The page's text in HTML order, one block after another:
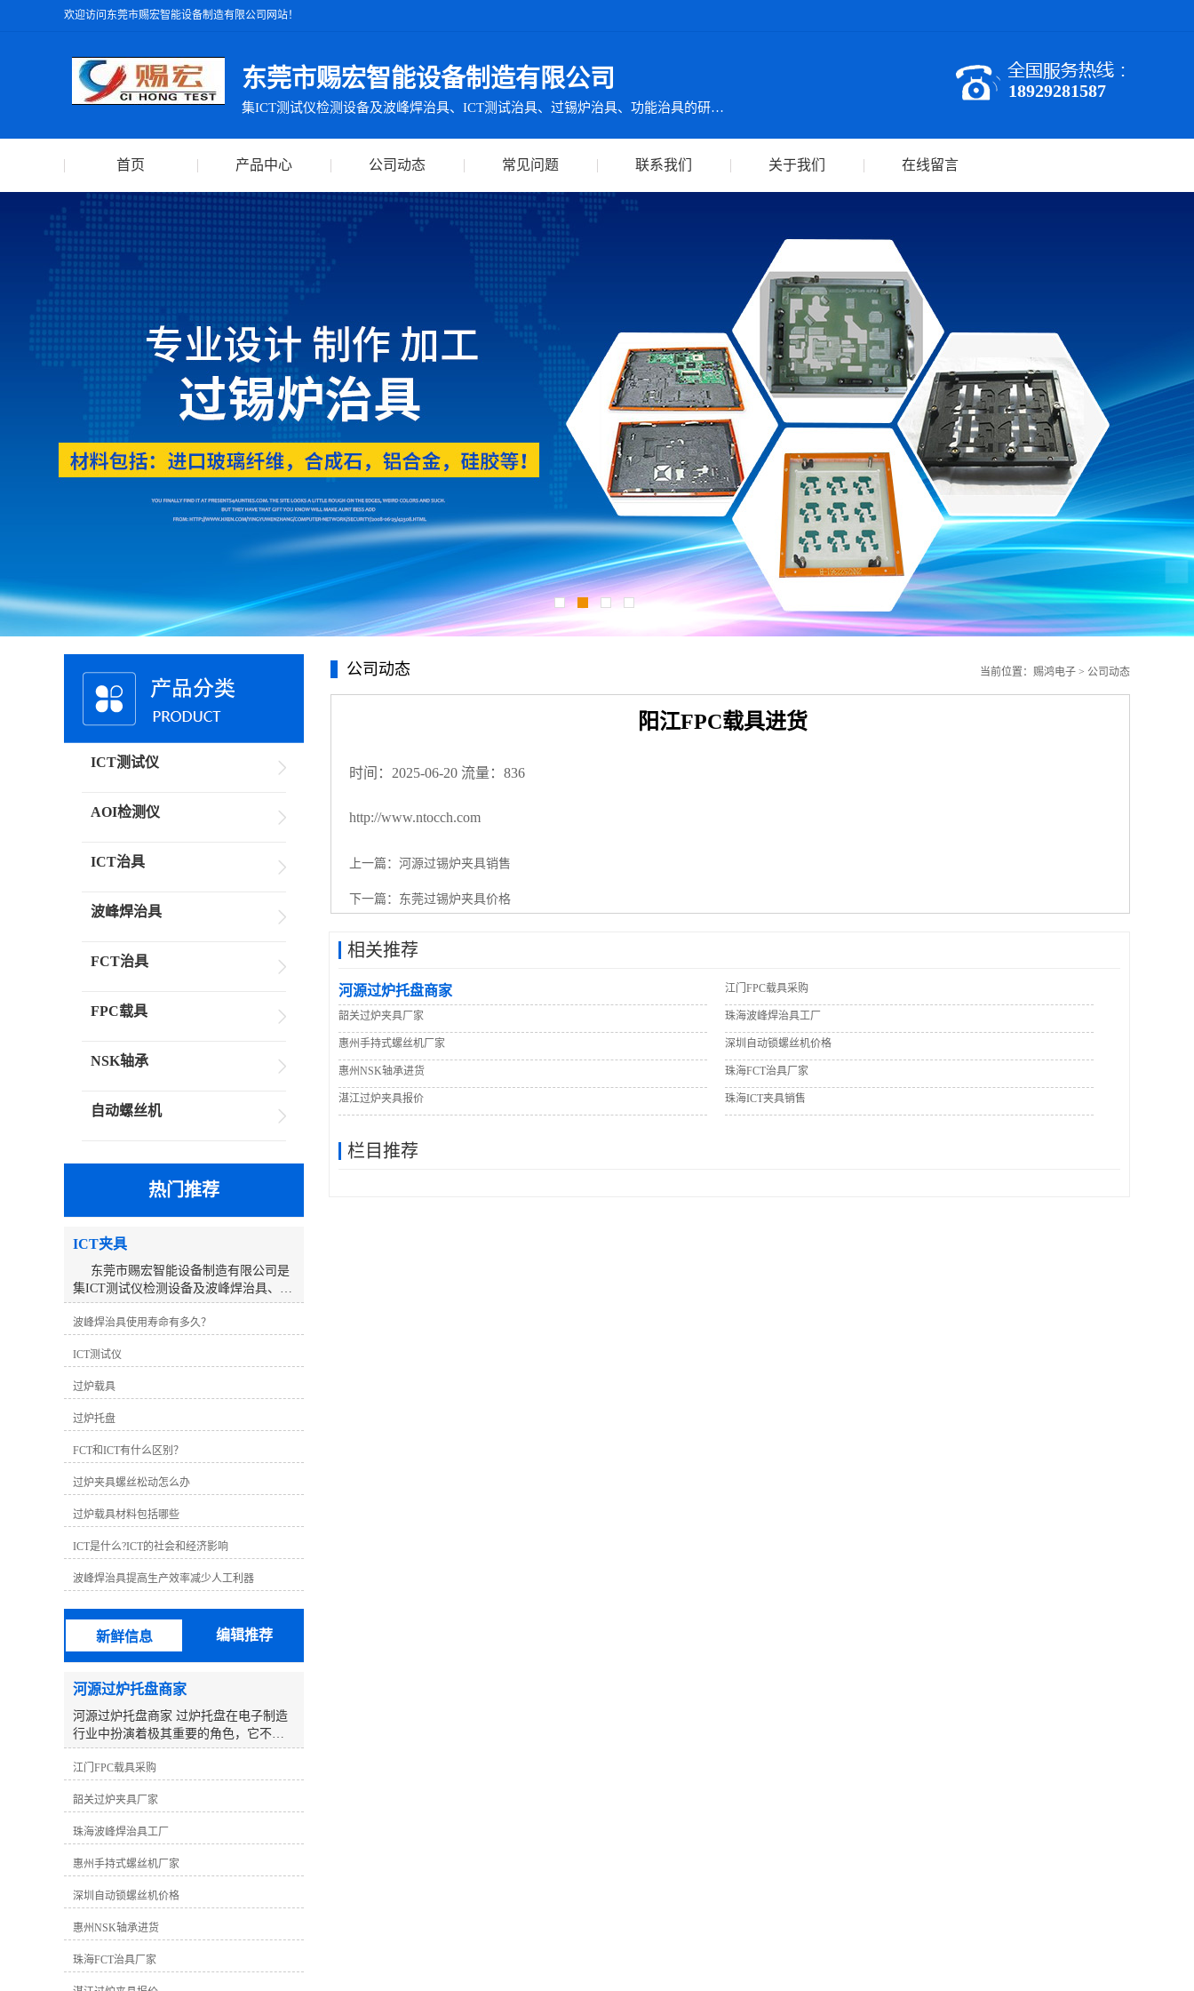
欢迎访问东莞市赐宏智能设备制造有限公司网站！
东莞市赐宏智能设备制造有限公司
集ICT测试仪检测设备及波峰焊治具、ICT测试治具、过锡炉治具、功能治具的研发、生产、销售、服务于一体
18929281587
首页 产品中心 公司动态 常见问题 联系我们 关于我们 在线留言
公司动态 当前位置： 赐鸿电子 > 公司动态
阳江FPC载具进货
时间：2025-06-20 流量：836
http://www.ntocch.com
上一篇： 河源过锡炉夹具销售
下一篇： 东莞过锡炉夹具价格
相关推荐
河源过炉托盘商家 江门FPC载具采购
韶关过炉夹具厂家 珠海波峰焊治具工厂
惠州手持式螺丝机厂家 深圳自动锁螺丝机价格
惠州NSK轴承进货 珠海FCT治具厂家
湛江过炉夹具报价 珠海ICT夹具销售
栏目推荐
ICT测试仪
AOI检测仪
ICT治具
波峰焊治具
FCT治具
FPC载具
NSK轴承
自动螺丝机
热门推荐
ICT夹具
东莞市赐宏智能设备制造有限公司是
集ICT测试仪检测设备及波峰焊治具、
ICT测试治具、过锡炉治具、功能治具的
研发、生产、销售、服务于一体的高科
球市场。经过10多年的不断努力，以优
质的产品及良好的团队服务赢得了客户
的信赖与支持。深圳工厂研发生产的ICT
在线测试仪系列产品推出以来，以稳定
的性能、简捷的操作的检测能力及速
度，获得了客户的认可及推崇，公司已
取得了长足的发展，分别在深圳、东
莞、昆山、温州设立了工厂和分公司，
工厂主要生产销售ICT测试治具、过锡炉
治具、波峰焊治具、功能治具、老化台
车、寿命测试机以及非标自动化设备。
我们一直秉持“持续创新，不断发展”的理
念，并不断引进先进的技术和管理经
验，开拓研制更有竞争力、更能满足客
户需求的产品，以期向广大客户提供更
优质的产品和服务。 波峰焊治具采用
无铅高温纳米复合材料合成石制造，此
种材料完全符合欧盟RoHS环保协议标
准，我司还可提供***报告，客户可以*
材质制造。制造设备及软件：CNC数控
机械、精雕机、祁昌测试机、基宇测试
机、宇柏林软件、华笙软件、考迪软
件、全方位治具软件。并聘请了专业的
难点，有着超前的理念。技术上：我们
测试方面取得了突破，我们的BGA治具
测试间距较小可以达到0.2mm。公司以技
术为核心，力求为客户提供高效率低成
本的测试解决方案。 品质上:本公司产品
均经过严格检验及测试，确保在使用过
程中不会出现短、漏点的现象，以达到
证三日内交货，配有专车送货，完善的
波峰焊治具使用寿命有多久？
ICT测试仪
过炉载具
过炉托盘
FCT和ICT有什么区别？
过炉夹具螺丝松动怎么办
过炉载具材料包括哪些
ICT是什么?ICT的社会和经济影响
波峰焊治具提高生产效率减少人工利器
新鲜信息 编辑推荐
河源过炉托盘商家
河源过炉托盘商家 过炉托盘在电子制造
行业中扮演着极其重要的角色，它不仅
用于运输和固定电子元件和电路板，还
在焊接过程中发挥着关键作用。具备良
盘为SMT生产线上的回流焊和波峰焊过
程提供了可靠的支持。 作为河源地区的
过炉托盘商家，我们致力于提供高质量
的过炉托盘产品，并为客户提供的解决
方案。我们深知客户对过炉托盘的需
求，以及在电子制造过程中所面临的挑
战。因此，我们不断努力完善产品设计
和生产工艺，以满足客户的各种需求。
们采用高品质的耐高温材料，如陶瓷、
金属或合成石，以确保产品在高温环境
江门FPC载具采购
韶关过炉夹具厂家
珠海波峰焊治具工厂
惠州手持式螺丝机厂家
深圳自动锁螺丝机价格
惠州NSK轴承进货
珠海FCT治具厂家